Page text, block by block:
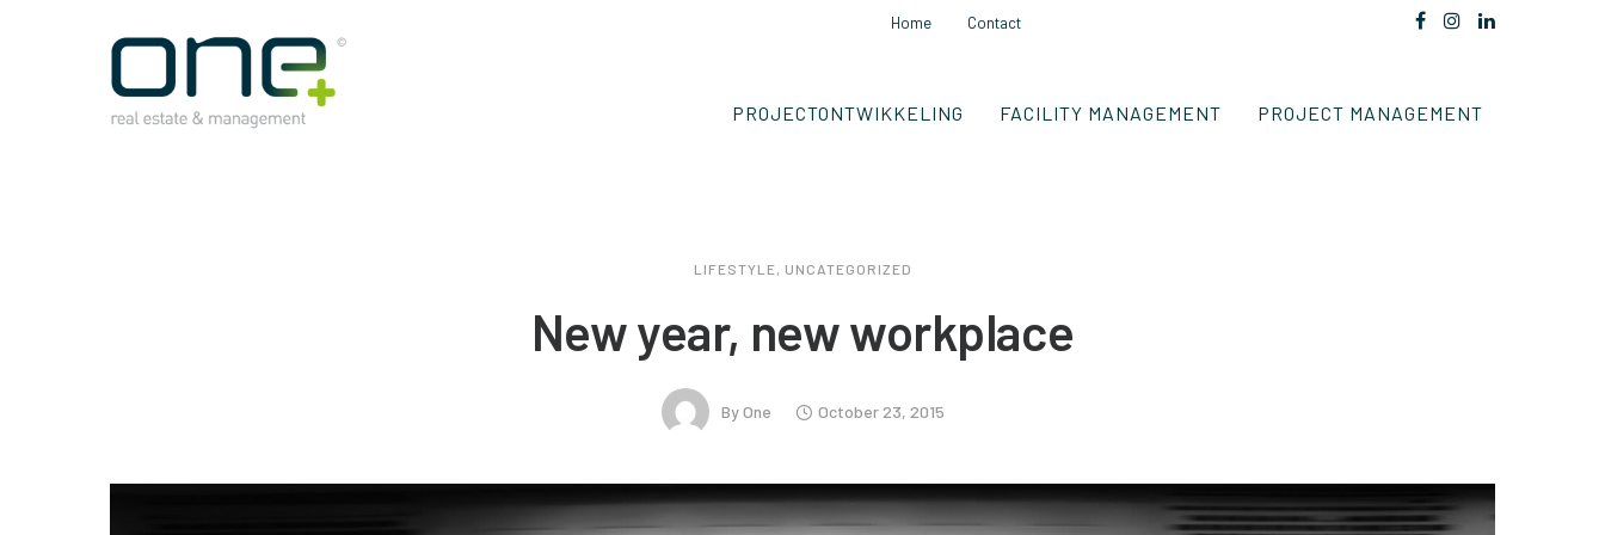
Home Contact
PROJECTONTWIKKELING FACILITY MANAGEMENT PROJECT MANAGEMENT
LIFESTYLE, UNCATEGORIZED
New year, new workplace
ByOne October 23, 2015